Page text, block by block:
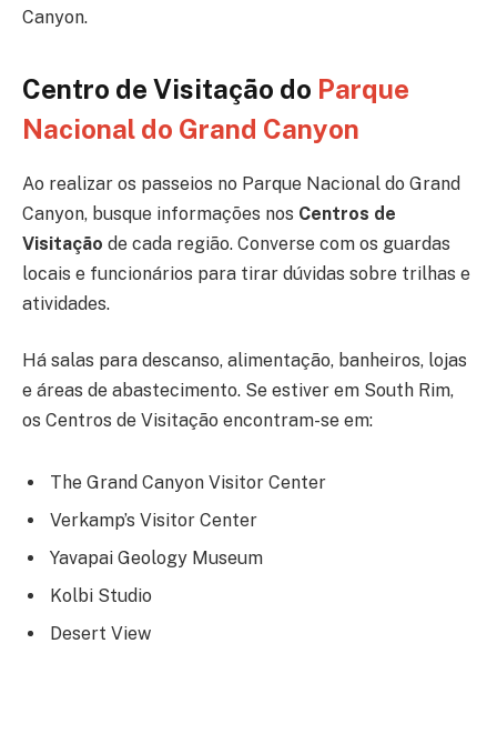
Canyon.
Centro de Visitação do Parque
Nacional do Grand Canyon
Ao realizar os passeios no Parque Nacional do Grand
Canyon, busque informações nos Centros de
Visitação de cada região. Converse com os guardas
locais e funcionários para tirar dúvidas sobre trilhas e
atividades.
Há salas para descanso, alimentação, banheiros, lojas
e áreas de abastecimento. Se estiver em South Rim,
os Centros de Visitação encontram-se em:
The Grand Canyon Visitor Center
Verkamp’s Visitor Center
Yavapai Geology Museum
Kolbi Studio
Desert View